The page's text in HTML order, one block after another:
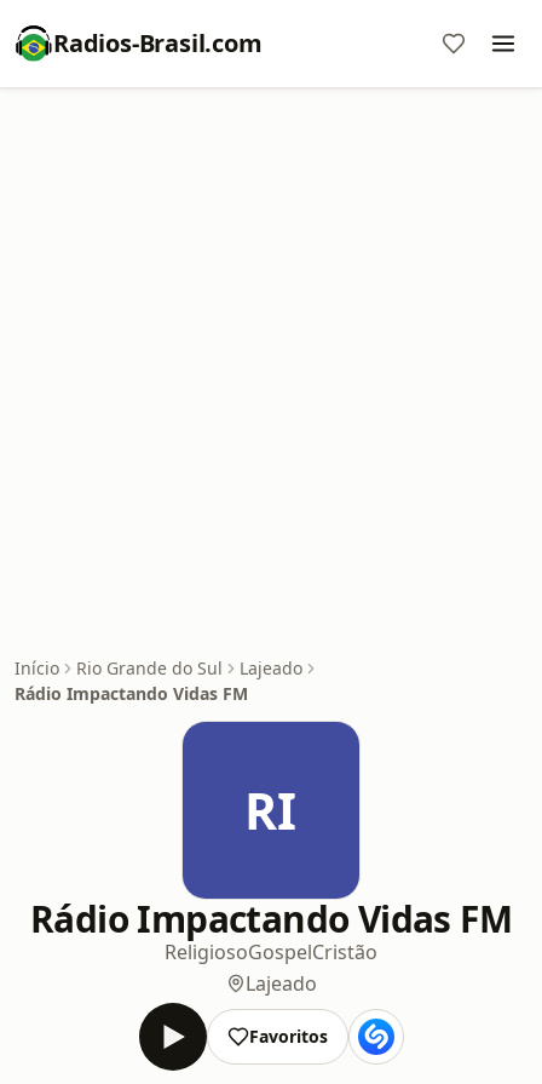
Radios-Brasil.com
Início Rio Grande do Sul
Lajeado
Rádio Impactando Vidas FM
RI
Rádio Impactando Vidas FM
ReligiosoGospelCristão
Lajeado
Favoritos